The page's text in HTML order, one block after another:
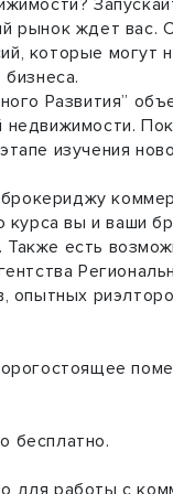
рынок ждет вас.
которые могут
Развития”
изучения
курса вы и ваши
есть
опытных
бесплатно.
для работы с